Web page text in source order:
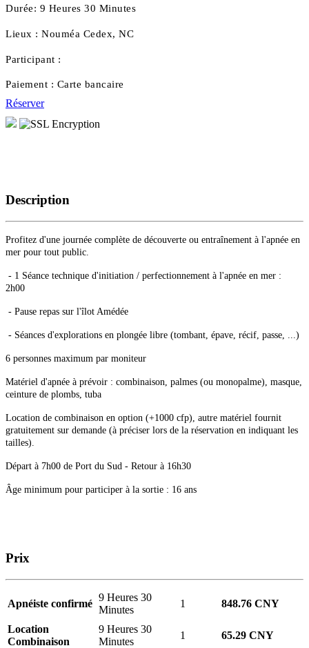
Durée: 9 Heures 30 Minutes
Lieux : Nouméa Cedex, NC
Participant :
Paiement : Carte bancaire
Réserver
Description
Profitez d'une journée complète de découverte ou entraînement à l'apnée en
mer pour tout public.
- 1 Séance technique d'initiation / perfectionnement à l'apnée en mer :
2h00
- Pause repas sur l'îlot Amédée
- Séances d'explorations en plongée libre (tombant, épave, récif, passe, ...)
6 personnes maximum par moniteur
Matériel d'apnée à prévoir : combinaison, palmes (ou monopalme), masque,
ceinture de plombs, tuba
Location de combinaison en option (+1000 cfp), autre matériel fournit
gratuitement sur demande (à préciser lors de la réservation en indiquant les
tailles).
Départ à 7h00 de Port du Sud - Retour à 16h30
Âge minimum pour participer à la sortie : 16 ans
Prix
Apnéiste confirmé
9 Heures 30
Minutes
1 848.76 CNY
Location
Combinaison
9 Heures 30
Minutes
1 65.29 CNY